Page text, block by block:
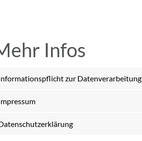
Infos
zur Datenverarbeitung